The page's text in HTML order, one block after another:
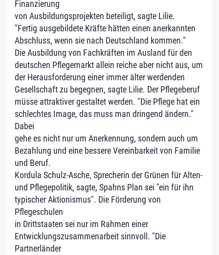
Finanzierung
von Ausbildungsprojekten beteiligt, sagte Lilie.
"Fertig ausgebildete Kräfte hätten einen anerkannten
Abschluss, wenn sie nach Deutschland kommen."
Die Ausbildung von Fachkräften im Ausland für den
deutschen Pflegemarkt allein reiche aber nicht aus, um
der Herausforderung einer immer älter werdenden
Gesellschaft zu begegnen, sagte Lilie. Der Pflegeberuf
müsse attraktiver gestaltet werden. "Die Pflege hat ein
schlechtes Image, das muss man dringend ändern."
Dabei
gehe es nicht nur um Anerkennung, sondern auch um
Bezahlung und eine bessere Vereinbarkeit von Familie
und Beruf.
Kordula Schulz-Asche, Sprecherin der Grünen für Alten-
und Pflegepolitik, sagte, Spahns Plan sei "ein für ihn
typischer Aktionismus". Die Förderung von
Pflegeschulen
in Drittstaaten sei nur im Rahmen einer
Entwicklungszusammenarbeit sinnvoll. "Die
Partnerländer